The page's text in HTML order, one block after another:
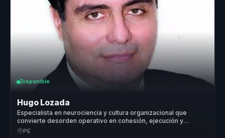
Disponible
Hugo Lozada
Especialista en neurociencia y cultura organizacional que
convierte desorden operativo en cohesión, ejecución y
productividad para organizaciones.
PE